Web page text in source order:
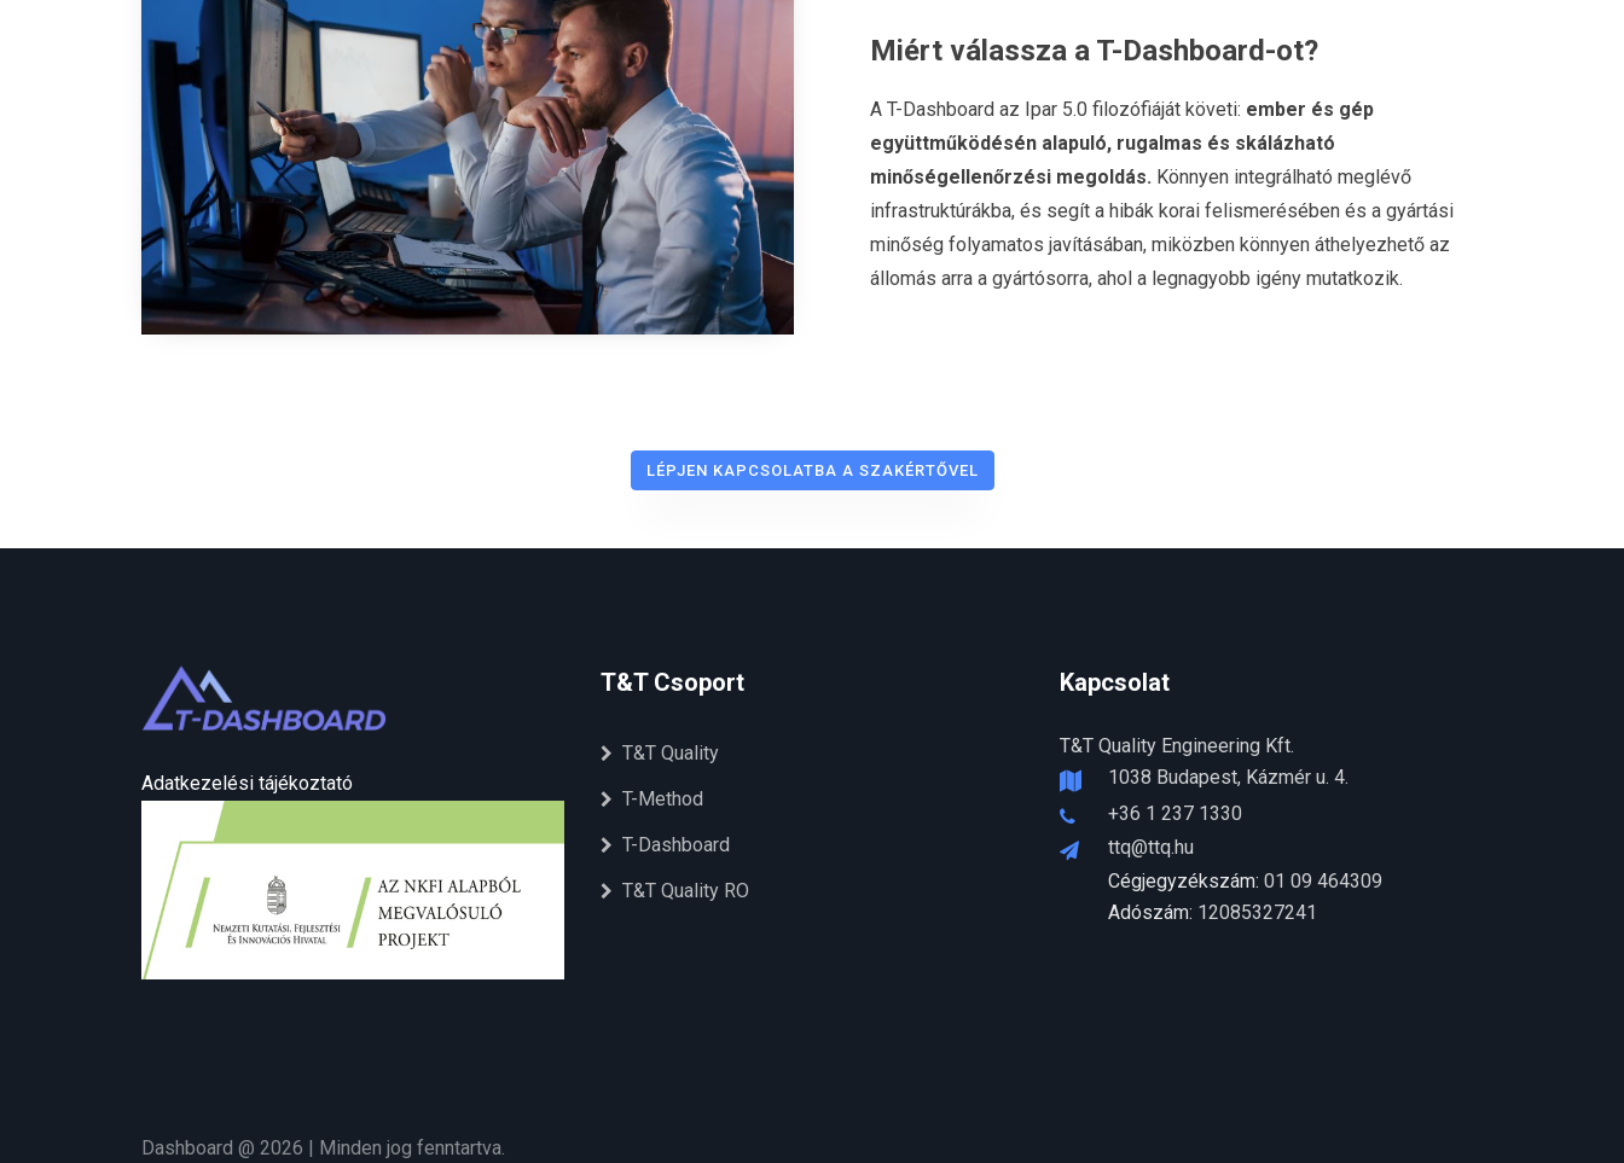
Miért válassza a T-Dashboard-ot?
A T-Dashboard az Ipar 5.0 filozófiáját követi: ember és gép
együttműködésén alapuló, rugalmas és skálázható
minőségellenőrzési megoldás. Könnyen integrálható meglévő
infrastruktúrákba, és segít a hibák korai felismerésében és a gyártási
minőség folyamatos javításában, miközben könnyen áthelyezhető az
állomás arra a gyártósorra, ahol a legnagyobb igény mutatkozik.
LÉPJEN KAPCSOLATBA A SZAKÉRTŐVEL
Adatkezelési tájékoztató
T&T Csoport
T&T Quality
T-Method
T-Dashboard
T&T Quality RO
Kapcsolat
T&T Quality Engineering Kft.
1038 Budapest, Kázmér u. 4.
+36 1 237 1330
ttq@ttq.hu
Cégjegyzékszám: 01 09 464309
Adószám: 12085327241
Dashboard @ 2026 | Minden jog fenntartva.